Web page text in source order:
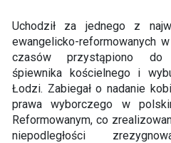
Uchodził za jednego z
ewangelicko-reformowanych
czasów przystąpiono do
śpiewnika kościelnego i
Łodzi. Zabiegał o nadanie
prawa wyborczego w
Reformowanym, co
niepodległości